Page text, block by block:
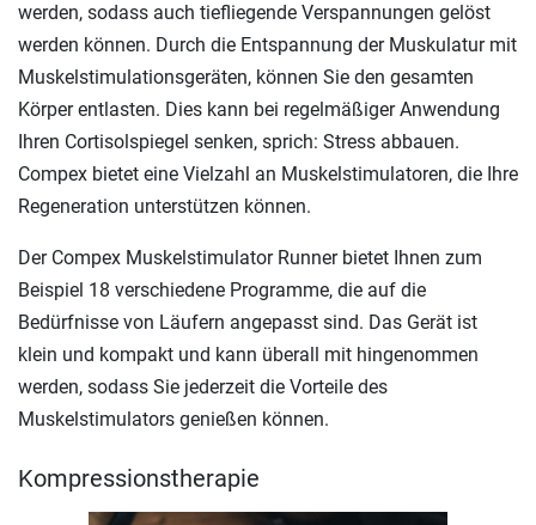
werden, sodass auch tiefliegende Verspannungen gelöst
werden können. Durch die Entspannung der Muskulatur mit
Muskelstimulationsgeräten, können Sie den gesamten
Körper entlasten. Dies kann bei regelmäßiger Anwendung
Ihren Cortisolspiegel senken, sprich: Stress abbauen.
Compex bietet eine Vielzahl an Muskelstimulatoren, die Ihre
Regeneration unterstützen können.
Der Compex Muskelstimulator Runner bietet Ihnen zum
Beispiel 18 verschiedene Programme, die auf die
Bedürfnisse von Läufern angepasst sind. Das Gerät ist
klein und kompakt und kann überall mit hingenommen
werden, sodass Sie jederzeit die Vorteile des
Muskelstimulators genießen können.
Kompressionstherapie